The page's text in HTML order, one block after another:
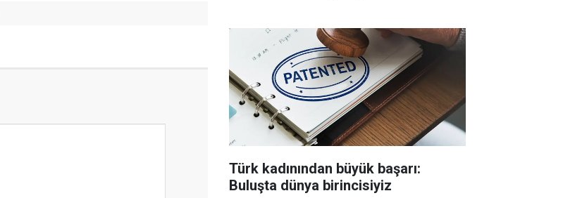
Türk kadınından büyük başarı:
Buluşta dünya birincisiyiz